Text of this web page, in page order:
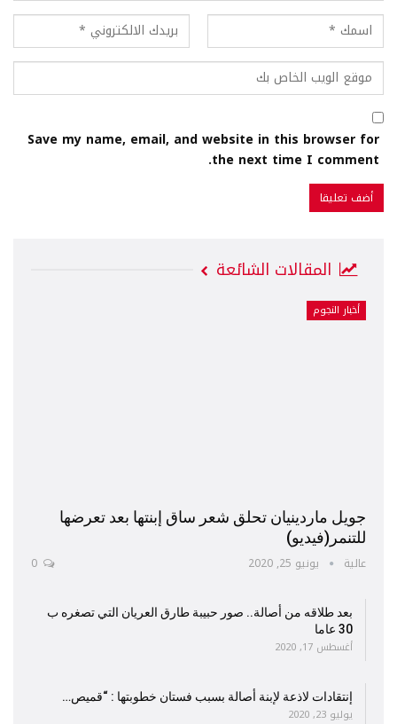
Save my name, email, and website in this browser for
the next time I comment.
المقالات الشائعة
أخبار النجوم
جويل ماردينيان تحلق شعر ساق إبنتها بعد تعرضها
للتنمر(فيديو)
عالية يونيو 25, 2020
بعد طلاقه من أصالة.. صور حبيبة طارق العريان التي تصغره ب
30 عاما
أغسطس 17, 2020
إنتقادات لاذعة لإبنة أصالة بسبب فستان خطوبتها : “قميص…
يوليو 23, 2020